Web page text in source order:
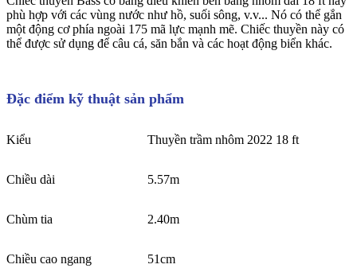
phù hợp với các vùng nước như hồ, suối sông, v.v... Nó có thể gắn
một động cơ phía ngoài 175 mã lực mạnh mẽ. Chiếc thuyền này có
thể được sử dụng để câu cá, săn bắn và các hoạt động biển khác.
Đặc điểm kỹ thuật sản phẩm
Kiểu Thuyền trầm nhôm 2022 18 ft
Chiều dài 5.57m
Chùm tia 2.40m
Chiều cao ngang 51cm